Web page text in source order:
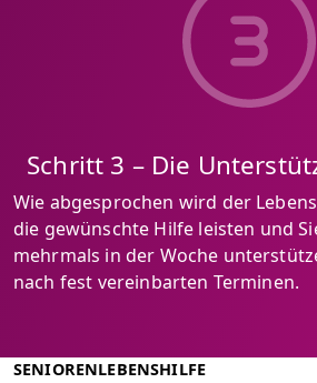
Schritt 3 – Die
Wie abgesprochen wird der
die gewünschte Hilfe leisten und
mehrmals in der Woche
nach fest vereinbarten Terminen.
SENIORENLEBENSHILFE